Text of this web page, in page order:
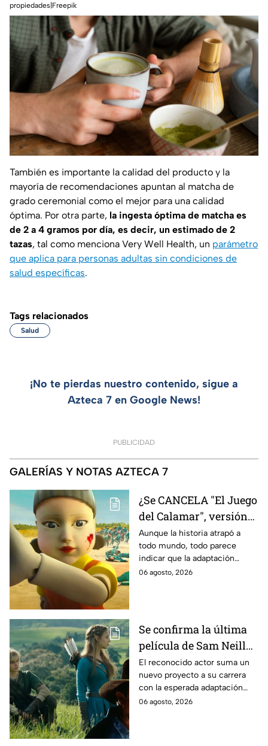
propiedades|Freepik
También es importante la calidad del producto y la
mayoría de recomendaciones apuntan al matcha de
grado ceremonial como el mejor para una calidad
óptima. Por otra parte, la ingesta óptima de matcha es
de 2 a 4 gramos por día, es decir, un estimado de 2
tazas, tal como menciona Very Well Health, un parámetro
que aplica para personas adultas sin condiciones de
salud específicas.
Tags relacionados
Salud
¡No te pierdas nuestro contenido, sigue a
Azteca 7 en Google News!
PUBLICIDAD
GALERÍAS Y NOTAS AZTECA 7
¿Se CANCELA "El Juego
del Calamar", versión
Estados Unidos? Esto
es lo que se sabe al
momento
Aunque la historia atrapó a
todo mundo, todo parece
indicar que la adaptación
podría ser cancelada:
06 agosto, 2026
Se confirma la última
película de Sam Neill
antes de morir: esto es
lo que se sabe hasta
ahora
El reconocido actor suma un
nuevo proyecto a su carrera
con la esperada adaptación
cinematográfica del popular
06 agosto, 2026